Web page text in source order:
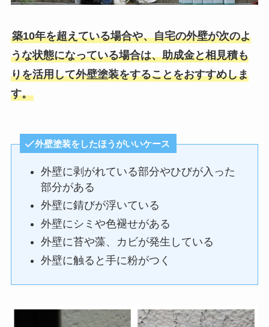
築10年を超えている場合や、自宅の外壁が次のよ
うな状態になっている場合は、助成金と相見積も
りを活用して外壁塗装をすることをおすすめしま
す。
外壁塗装をしたほうがいいケース
外壁に剥がれている部分やひびが入った
部分がある
外壁に錆びが浮いている
外壁にシミや色褪せがある
外壁に苔や藻、カビが発生している
外壁に触ると手に粉がつく